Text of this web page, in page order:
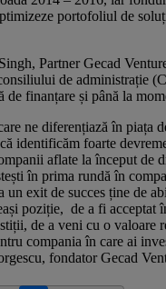
portofoliul de
Partner Gecad
de administrație
de finanțare și până la
ne diferențiază în piața
identificăm foarte
aflate la început de
în prima rundă în
un exit de succes ține de
poziție, de a fi acceptat
de a veni cu o valoare
compania în care ai
fondator Gecad